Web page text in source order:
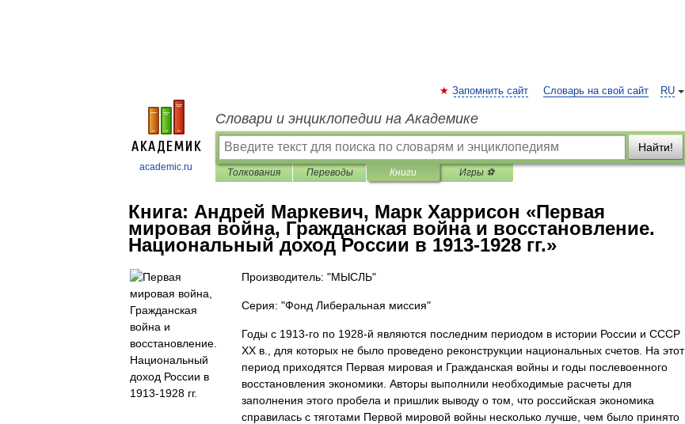
academic.ru
RU
Запомнить сайт Словарь на свой сайт
Словари и энциклопедии на Академике
Найти!
Толкования Переводы Книги Игры ⚽
Книга: Андрей Маркевич, Марк Харрисон «Первая
мировая война, Гражданская война и восстановление.
Национальный доход России в 1913-1928 гг.»
Производитель: "МЫСЛЬ"
Серия: "Фонд Либеральная миссия"
Годы с 1913-го по 1928-й являются последним периодом в истории России и СССР
XX в., для которых не было проведено реконструкции национальных счетов. На этот
период приходятся Первая мировая и Гражданская войны и годы послевоенного
восстановления экономики. Авторы выполнили необходимые расчеты для
заполнения этого пробела и пришлик выводу о том, что российская экономика
справилась с тяготами Первой мировой войны несколько лучше, чем было принято